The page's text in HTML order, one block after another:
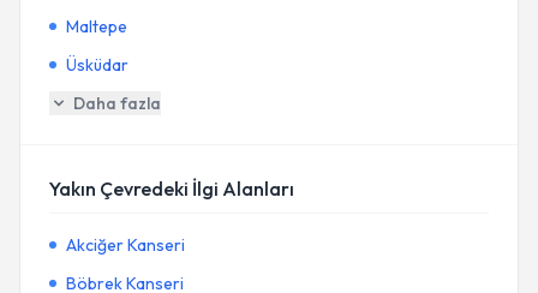
Maltepe
Üsküdar
Daha fazla
Yakın Çevredeki İlgi Alanları
Akciğer Kanseri
Böbrek Kanseri